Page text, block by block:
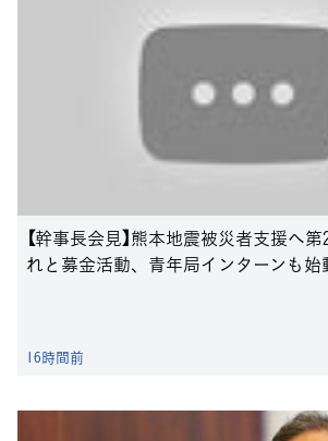
【幹事長会見】熊本地震被災者支援へ
れと募金活動、青年局インターンも
16時間前